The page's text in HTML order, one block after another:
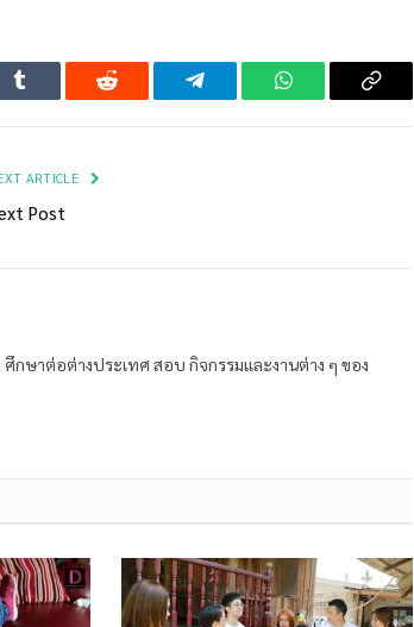
Tumblr Reddit Telegram WhatsAppCopy
ARTICLE
Post
กษาต่อต่างประเทศ สอบ กิจกรรมและงานต่าง ๆ ของ